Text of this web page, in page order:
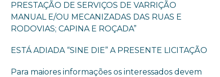
PRESTAÇÃO DE SERVIÇOS DE VARRIÇÃO
MANUAL E/OU MECANIZADAS DAS RUAS E
RODOVIAS; CAPINA E ROÇADA”
ESTÁ ADIADA “SINE DIE” A PRESENTE LICITAÇÃO
Para maiores informações os interessados devem